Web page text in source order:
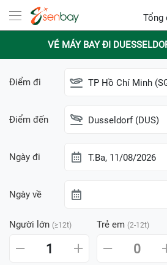
Tổng
VÉ MÁY BAY ĐI
Điểm đi TP Hồ Chí Minh
Điểm đến Dusseldorf (DUS)
Ngày đi T.Ba, 11/08/2026
Ngày về
Người lớn (≥12t) Trẻ em (2-12t)
1 0